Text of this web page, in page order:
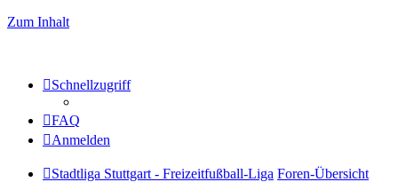
Zum Inhalt
Schnellzugriff
FAQ
Anmelden
Stadtliga Stuttgart - Freizeitfußball-Liga Foren-Übersicht